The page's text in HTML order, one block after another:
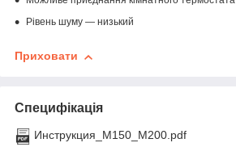
Рівень шуму — низький
Приховати
Специфікація
Инструкция_М150_М200.pdf